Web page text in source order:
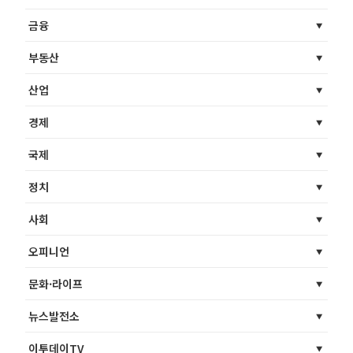
금융
부동산
산업
경제
국제
정치
사회
오피니언
문화·라이프
뉴스발전소
이투데이TV